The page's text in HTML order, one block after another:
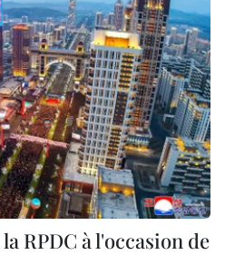
RPDC à l'occasion de